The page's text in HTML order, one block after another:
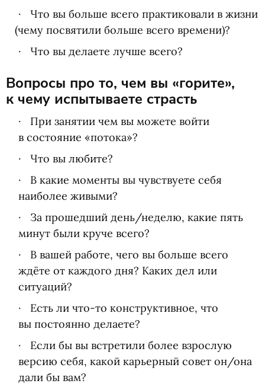
Что вы больше всего практиковали в жизни
(чему посвятили больше всего времени)?
Что вы делаете лучше всего?
Вопросы про то, чем вы «горите»,
к чему испытываете страсть
При занятии чем вы можете войти
в состояние «потока»?
Что вы любите?
В какие моменты вы чувствуете себя
наиболее живыми?
За прошедший день/неделю, какие пять
минут были круче всего?
В вашей работе, чего вы больше всего
ждёте от каждого дня? Каких дел или
ситуаций?
Есть ли что-то конструктивное, что
вы постоянно делаете?
Если бы вы встретили более взрослую
версию себя, какой карьерный совет он/она
дали бы вам?